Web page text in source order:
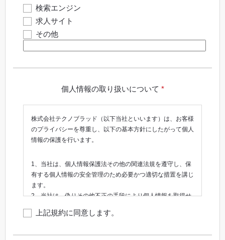
検索エンジン
求人サイト
その他
個人情報の取り扱いについて *
株式会社テクノブラッド（以下当社といいます）は、お客様
のプライバシーを尊重し、以下の基本方針にしたがって個人
情報の保護を行います。
1、当社は、個人情報保護法その他の関連法規を遵守し、保
有する個人情報の安全管理のため必要かつ適切な措置を講じ
ます。
2、当社は、偽りその他不正の手段により個人情報を取得せ
ます。上記規約に同意します。